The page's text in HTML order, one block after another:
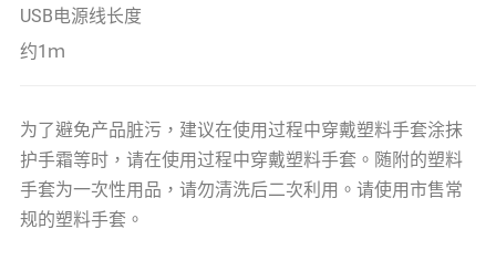
USB电源线长度
约1ｍ
为了避免产品脏污，建议在使用过程中穿戴塑料手套涂抹
护手霜等时，请在使用过程中穿戴塑料手套。随附的塑料
手套为一次性用品，请勿清洗后二次利用。请使用市售常
规的塑料手套。